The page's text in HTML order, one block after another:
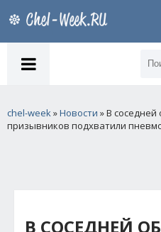
chel-week»Новости » В соседней
призывников подхватили
В СОСЕДНЕЙ